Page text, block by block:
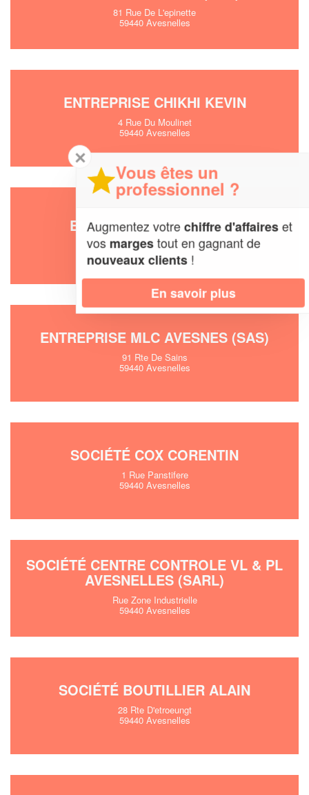
81 Rue De L'epinette
59440 Avesnelles
ENTREPRISE CHIKHI KEVIN
4 Rue Du Moulinet
59440 Avesnelles
ENTREPRISE D2M (SARL)
59440 Avesnelles
ENTREPRISE MLC AVESNES (SAS)
91 Rte De Sains
59440 Avesnelles
SOCIÉTÉ COX CORENTIN
1 Rue Panstifere
59440 Avesnelles
SOCIÉTÉ CENTRE CONTROLE VL & PL
AVESNELLES (SARL)
Rue Zone Industrielle
59440 Avesnelles
SOCIÉTÉ BOUTILLIER ALAIN
28 Rte D'etroeungt
59440 Avesnelles
✕
Vous êtes un
professionnel ?
Augmentez votrechiffre d'affaireset
vosmargestout en gagnant de
nouveaux clients!
En savoir plus